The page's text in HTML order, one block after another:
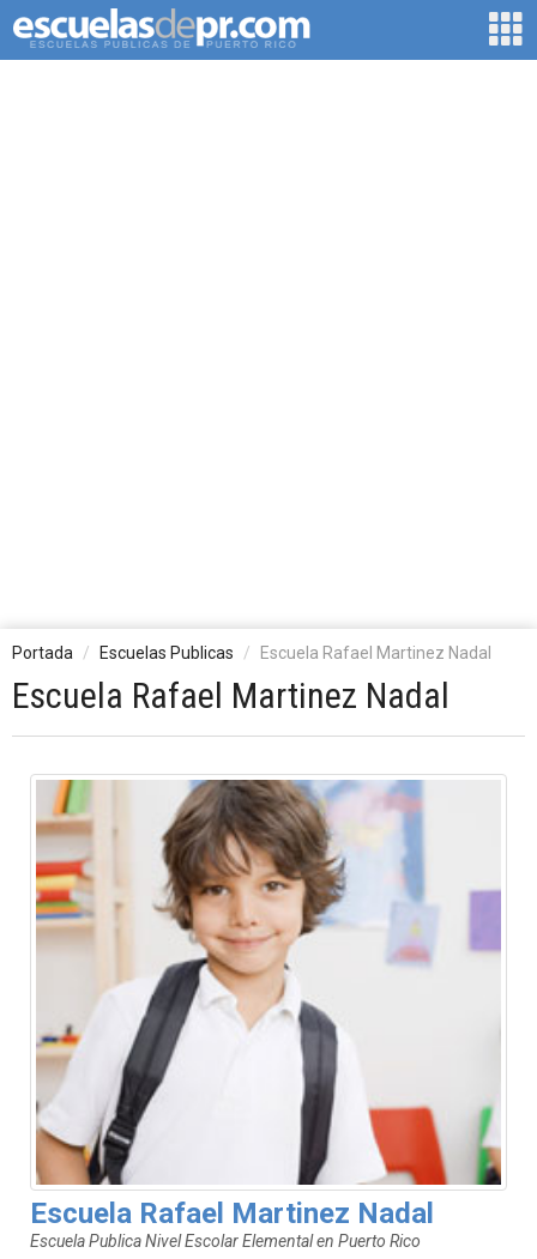
Portada Escuelas Publicas Escuela Rafael Martinez Nadal
Escuela Rafael Martinez Nadal
Escuela Rafael Martinez Nadal
Escuela Publica Nivel Escolar Elemental en Puerto Rico